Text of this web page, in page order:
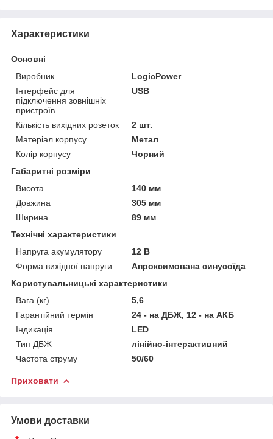
Характеристики
Основні
Виробник
LogicPower
Інтерфейс для
підключення зовнішніх
пристроїв
USB
Кількість вихідних розеток
2 шт.
Матеріал корпусу
Метал
Колір корпусу
Чорний
Габаритні розміри
Висота
140 мм
Довжина
305 мм
Ширина
89 мм
Технічні характеристики
Напруга акумулятору
12 В
Форма вихідної напруги
Апроксимована синусоїда
Користувальницькі характеристики
Вага (кг)
5,6
Гарантійний термін
24 - на ДБЖ, 12 - на АКБ
Індикація
LED
Тип ДБЖ
лінійно-інтерактивний
Частота струму
50/60
Приховати
Умови доставки